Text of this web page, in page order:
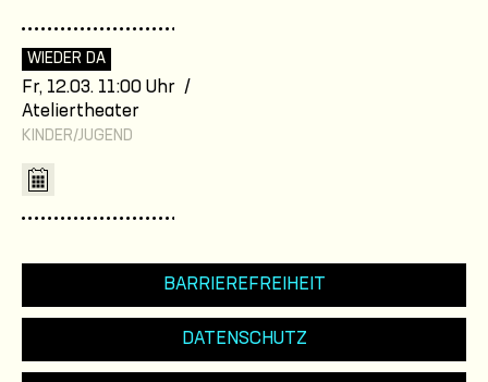
WIEDER DA
Fr, 12.03. 11:00 Uhr /
Ateliertheater
KINDER/JUGEND
BARRIEREFREIHEIT
DATENSCHUTZ